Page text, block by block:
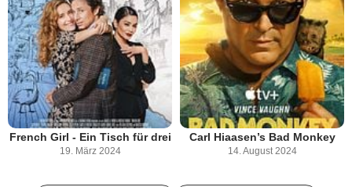
French Girl - Ein Tisch für drei
19. März 2024
Carl Hiaasen’s Bad Monkey
14. August 2024